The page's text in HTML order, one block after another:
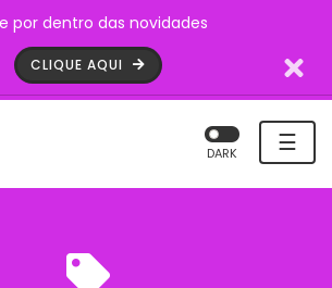
por dentro das novidades
CLIQUE AQUI
☰
DARK